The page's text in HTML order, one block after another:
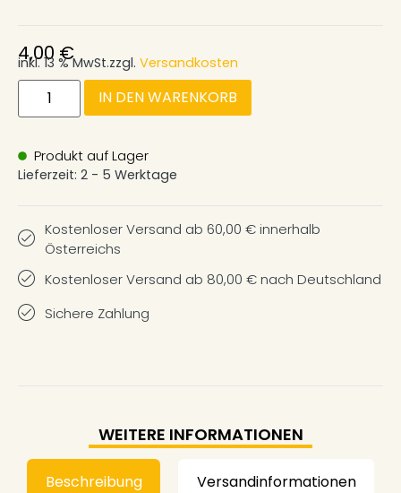
4,00€
inkl. 13 % MwSt.zzgl. Versandkosten
IN DEN WARENKORB
Produkt auf Lager
Lieferzeit: 2 - 5 Werktage
Kostenloser Versand ab 60,00 € innerhalb
Österreichs
Kostenloser Versand ab 80,00 € nach Deutschland
Sichere Zahlung
WEITERE INFORMATIONEN
Beschreibung Versandinformationen